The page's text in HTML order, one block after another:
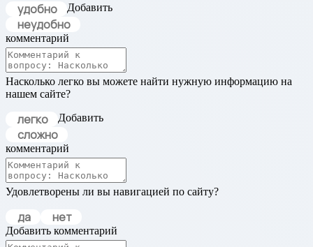
удобно
неудобно
Добавить
комментарий
Насколько легко вы можете найти нужную информацию на
нашем сайте?
легко
сложно
Добавить
комментарий
Удовлетворены ли вы навигацией по сайту?
да нет
Добавить комментарий